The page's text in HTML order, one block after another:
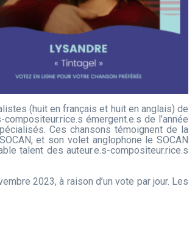
(huit en français et huit en anglais) de
émergent.e.s de l’année
Ces chansons témoignent de la
et son volet anglophone le SOCAN
talent des auteur.e.s-compositeur.rice.s
2023, à raison d’un vote par jour. Les